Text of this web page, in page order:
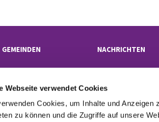
Webseite verwendet Cookies
Cookies, um Inhalte und
zu können und die Zugriffe auf unsere
GEMEINDEN NACHRICHTEN
·